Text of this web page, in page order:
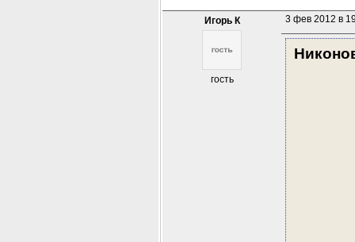
Игорь К
гость
3 фев 2012 в